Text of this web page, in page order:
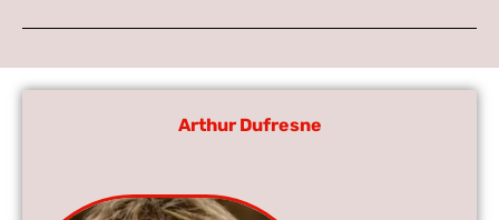
Arthur Dufresne